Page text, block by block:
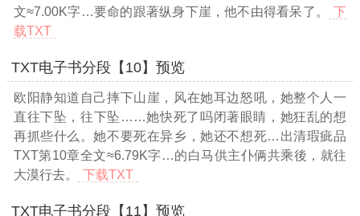
文≈7.00K字…要命的跟著纵身下崖，他不由得看呆了。
下
载TXT
TXT电子书分段【10】预览
欧阳静知道自己摔下山崖，风在她耳边怒吼，她整个人一
直往下坠，往下坠……她快死了吗闭著眼睛，她狂乱的想
再抓些什么。她不要死在异乡，她还不想死…出清瑕疵品
TXT第10章全文≈6.79K字…的白马供主仆俩共乘後，就往
大漠行去。
下载TXT
TXT电子书分段【11】预览